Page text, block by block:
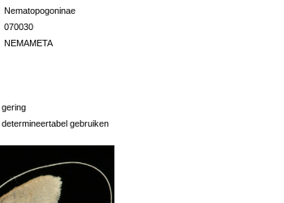
Nematopogoninae
070030
NEMAMETA
gering
determineertabel gebruiken